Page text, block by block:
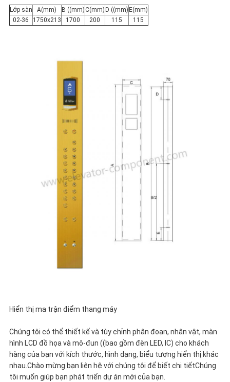
WEB
Lớp sàn A(mm) B ((mm)C(mm) D ((mm) E(mm)
02-36
1750x213 1700 200 115 115
Hiển thị ma trận điểm thang máy
Chúng tôi có thể thiết kế và tùy chỉnh phân đoạn, nhân vật, màn
hình LCD đồ họa và mô-đun ((bao gồm đèn LED, IC) cho khách
hàng của bạn với kích thước, hình dạng, biểu tượng hiển thị khác
nhau.Chào mừng bạn liên hệ với chúng tôi để biết chi tiếtChúng
tôi muốn giúp bạn phát triển dự án mới của bạn.